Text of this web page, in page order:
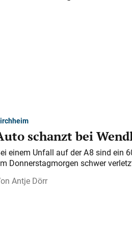
schanzt bei
einem Unfall auf der A 8 sind ein
Donnerstagmorgen schwer
Antje Dörr